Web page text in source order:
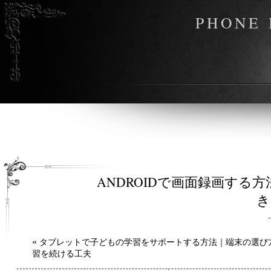
PHONE
ANDROIDで画面録画する
« タブレットで子どもの学習をサポートする方法｜端末の選び
習を続ける工夫